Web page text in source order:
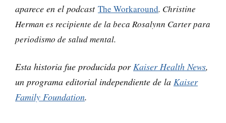
aparece en el podcast The Workaround. Christine
Herman es recipiente de la beca Rosalynn Carter para
periodismo de salud mental.
Esta historia fue producida por Kaiser Health News,
un programa editorial independiente de la Kaiser
Family Foundation.